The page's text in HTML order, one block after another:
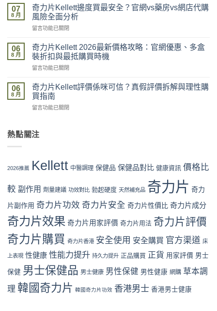
王/
日
韓
虎
邊
款
值
買？
效
果、
與
成
面
對
中
力
片
Kellett
開
到
貨
全
記
落
單、
流、
服
整
流
體
驗〉
中
07
8 月
奇力片Kellett邊度買最安全？官網vs藥房vs網店代購
風險全面分析
在
力
片
Kellett
邊
買
最
安
全？
vs
網
購
險
全
面
分
析〉
留言功能已關閉
06
8 月
奇力片Kellett 2026最新價格攻略：官網優惠、多盒
裝折扣與最抵購買時機
在
力
片
Kellett
2026
價
官
惠、
盒
裝
折
與
抵
購
買
時
機〉
留言功能已關閉
06
8 月
奇力片Kellett評價係咪可信？真假評價拆解與理性購
買指南
在
片
Kellett
係
信？
假
價
解
理
購
指
留言功能已關閉
熱點關注
2026推薦 Kellett 中醫調理 保健品 保健品對比 健康資訊 價格比
較 副作用 劑量建議 功效對比 勃起硬度 天然補充品 奇力片 奇力
片副作用 奇力片功效 奇力片安全 奇力片性價比 奇力片成分
奇力片效果 奇力片用家評價 奇力片用法 奇力片評價
奇力片購買 奇力片香港 安全使用 安全購買 官方渠道 床
上表現 性健康 性能力提升 持久力提升 正品購買 正貨 用家評價 男士
保健 男士保健品 男士健康 男性保健 男性健康 網購 草本調
理 韓國奇力片 韓國奇力片功效 香港男士 香港男士健康